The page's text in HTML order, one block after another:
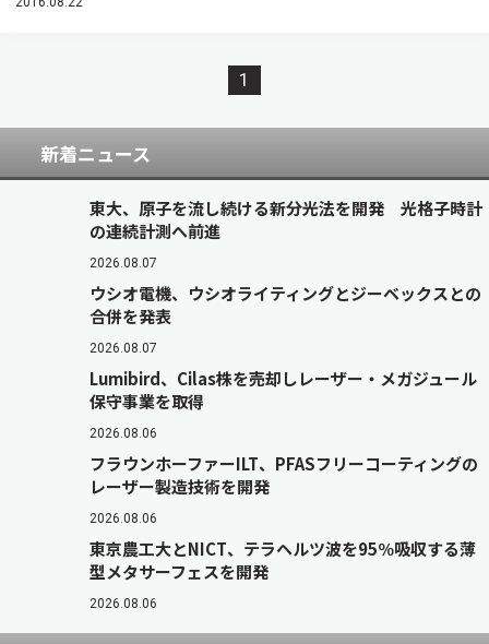
1
新着ニュース
東大、原子を流し続ける新分光法を開発 光格子時計
の連続計測へ前進
2026.08.07
ウシオ電機、ウシオライティングとジーベックスとの
合併を発表
2026.08.07
Lumibird、Cilas株を売却しレーザー・メガジュール
保守事業を取得
2026.08.06
フラウンホーファーILT、PFASフリーコーティングの
レーザー製造技術を開発
2026.08.06
東京農工大とNICT、テラヘルツ波を95％吸収する薄
型メタサーフェスを開発
2026.08.06